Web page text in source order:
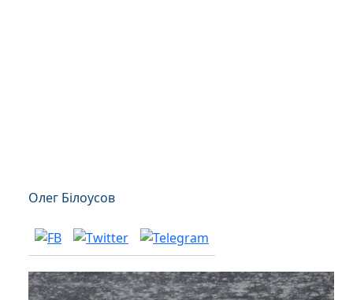
Олег Білоусов